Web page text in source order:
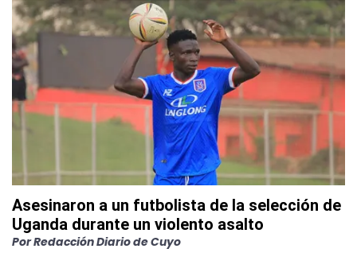
Asesinaron a un futbolista de la selección de
Uganda durante un violento asalto
PorRedacción Diario de Cuyo